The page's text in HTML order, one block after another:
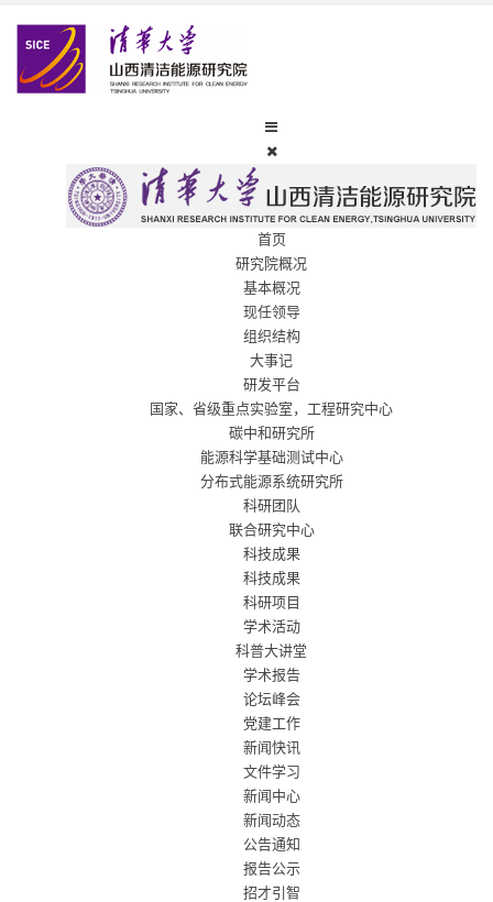
首页
研究院概况
基本概况
现任领导
组织结构
大事记
研发平台
国家、省级重点实验室，工程研究中心
碳中和研究所
能源科学基础测试中心
分布式能源系统研究所
科研团队
联合研究中心
科技成果
科技成果
科研项目
学术活动
科普大讲堂
学术报告
论坛峰会
党建工作
新闻快讯
文件学习
新闻中心
新闻动态
公告通知
报告公示
招才引智